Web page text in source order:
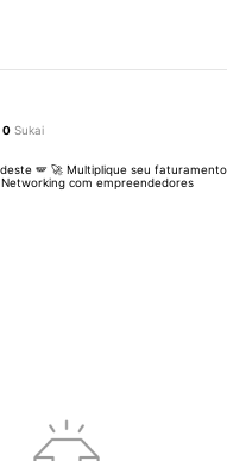
0 Sukai
🪽 🚀 Multiplique seu
com empreendedores